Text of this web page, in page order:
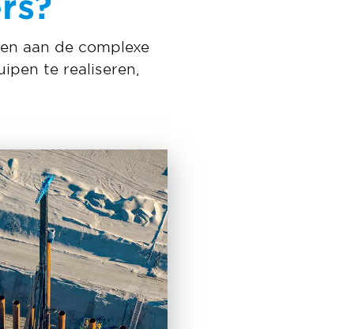
aan de complexe
te realiseren,